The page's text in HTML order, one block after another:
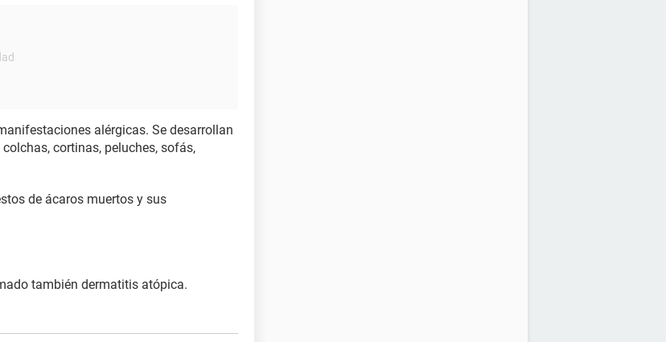
alérgicas. Se desarrollan
cortinas, peluches, sofás,
de ácaros muertos y sus
también dermatitis atópica.